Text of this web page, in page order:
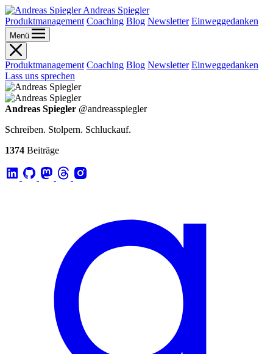
Andreas Spiegler
Produktmanagement Coaching Blog Newsletter Einweggedanken
Menü
Produktmanagement Coaching Blog Newsletter Einweggedanken
Lass uns sprechen
Andreas Spiegler @andreasspiegler
Schreiben. Stolpern. Schluckauf.
1374 Beiträge